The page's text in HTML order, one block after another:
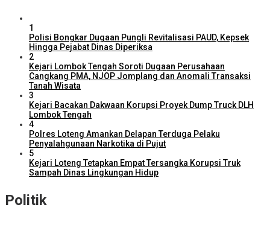
1
Polisi Bongkar Dugaan Pungli Revitalisasi PAUD, Kepsek
Hingga Pejabat Dinas Diperiksa
2
Kejari Lombok Tengah Soroti Dugaan Perusahaan
Cangkang PMA, NJOP Jomplang dan Anomali Transaksi
Tanah Wisata
3
Kejari Bacakan Dakwaan Korupsi Proyek Dump Truck DLH
Lombok Tengah
4
Polres Loteng Amankan Delapan Terduga Pelaku
Penyalahgunaan Narkotika di Pujut
5
Kejari Loteng Tetapkan Empat Tersangka Korupsi Truk
Sampah Dinas Lingkungan Hidup
Politik